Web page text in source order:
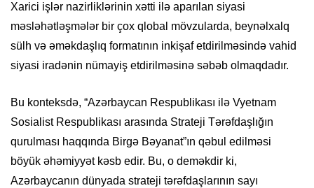
Xarici işlər nazirliklərinin xətti ilə aparılan siyasi
məsləhətləşmələr bir çox qlobal mövzularda, beynəlxalq
sülh və əməkdaşlıq formatının inkişaf etdirilməsində vahid
siyasi iradənin nümayiş etdirilməsinə səbəb olmaqdadır.
Bu konteksdə, “Azərbaycan Respublikası ilə Vyetnam
Sosialist Respublikası arasında Strateji Tərəfdaşlığın
qurulması haqqında Birgə Bəyanat”ın qəbul edilməsi
böyük əhəmiyyət kəsb edir. Bu, o deməkdir ki,
Azərbaycanın dünyada strateji tərəfdaşlarının sayı